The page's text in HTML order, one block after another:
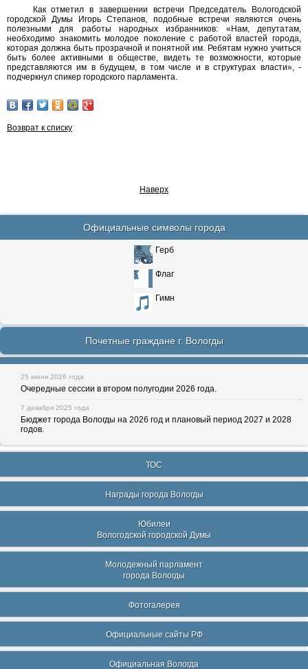
Как отметил в завершении встречи Председатель Вологодской
городской Думы Игорь Степанов, подобные встречи являются очень
полезными для работы народных избранников: «Нам, депутатам,
необходимо знакомить молодое поколение с работой властей города,
которая должна быть прозрачной и понятной им. Ребятам нужно учиться
быть более активными в обществе, видеть те возможности, которые
представляются им в будущем, в том числе и в структурах власти», -
подчеркнул спикер городского парламента.
Возврат к списку
Наверх
Официальные символы города
Герб
Флаг
Гимн
Почетные граждане г. Вологды
25 июня 2026 года
Очередные сессии в втором полугодии 2026 года.
7 декабря 2025 года
Бюджет города Вологды на 2026 год и плановый период 2027 и 2028
годов.
ТОС
Награды города Вологды
Юбилеи
Вологодской городской Думы
Молодежный парламент
города Вологды
Фотогалерея
Официальные сайты РФ
Официальная Вологда